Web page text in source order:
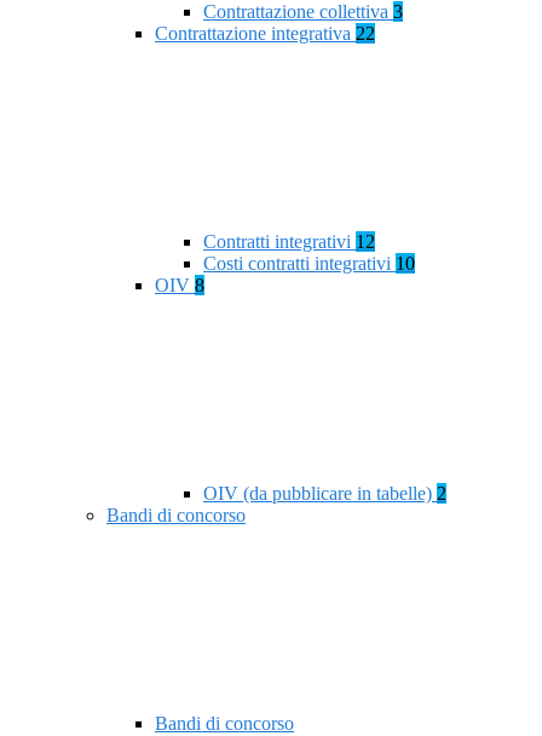
Contrattazione collettiva 3
Contrattazione integrativa 22
Contratti integrativi 12
Costi contratti integrativi 10
OIV 8
OIV (da pubblicare in tabelle) 2
Bandi di concorso
Bandi di concorso